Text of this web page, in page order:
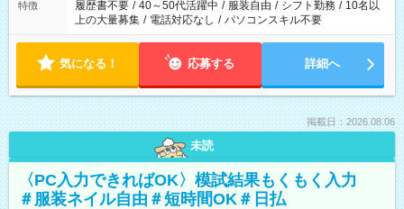
特徴 履歴書不要 / 40～50代活躍中 / 服装自由 / シフト勤務 / 10名以
上の大量募集 / 電話対応なし / パソコンスキル不要
気になる！ 応募する 詳細へ
掲載日：2026.08.06
未読
〈PC入力できればOK〉模試結果もくもく入力
＃服装ネイル自由＃短時間OK＃日払